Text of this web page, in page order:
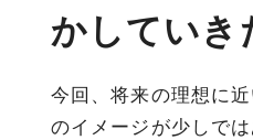
かしていき
今回、将来の理想に
のイメージが少しで